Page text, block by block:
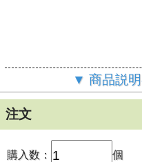
▼ 商品説
注文
購入数： 個